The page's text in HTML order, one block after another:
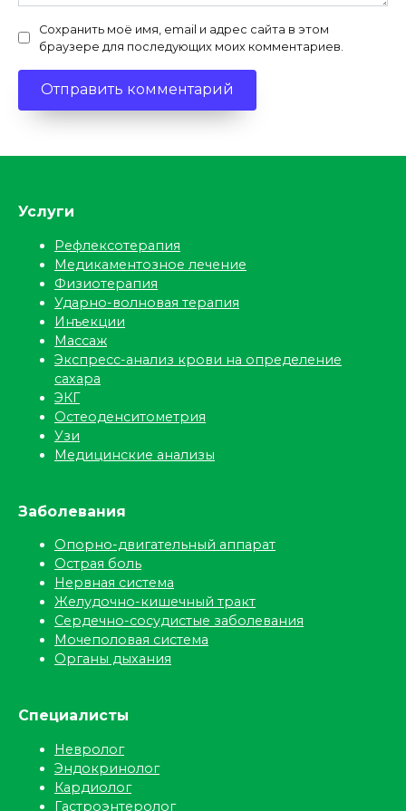
Сохранить моё имя, email и адрес сайта в этом
браузере для последующих моих комментариев.
Услуги
Рефлексотерапия
Медикаментозное лечение
Физиотерапия
Ударно-волновая терапия
Инъекции
Массаж
Экспресс-анализ крови на определение
сахара
ЭКГ
Остеоденситометрия
Узи
Медицинские анализы
Заболевания
Опорно-двигательный аппарат
Острая боль
Нервная система
Желудочно-кишечный тракт
Сердечно-сосудистые заболевания
Мочеполовая система
Органы дыхания
Специалисты
Невролог
Эндокринолог
Кардиолог
Гастроэнтеролог